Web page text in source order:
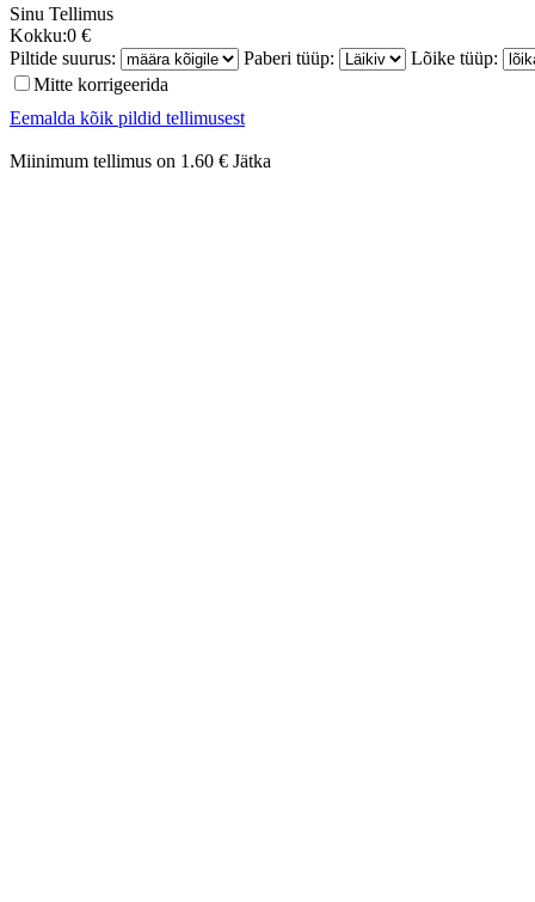
Sinu Tellimus
Kokku:0 €
Piltide suurus:
Paberi tüüp:
Lõike tüüp:
Mitte korrigeerida
Eemalda kõik pildid tellimusest
Miinimum tellimus on 1.60 € Jätka